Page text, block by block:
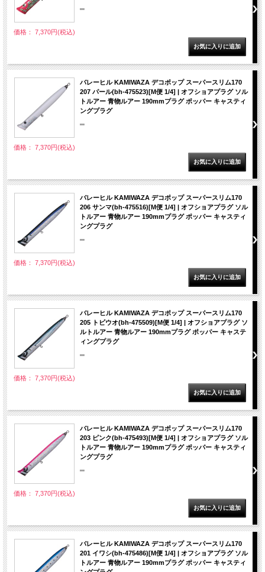
""
価格： 7,370円(税込)
バレーヒル KAMIWAZA デコポップ スーパースリム170
207 パール(bh-475523)[M便 1/4] | オフショアプラグ ソル
トルアー 青物ルアー 190mmプラグ ポッパー キャスティ
ングプラグ
""
価格： 7,370円(税込)
バレーヒル KAMIWAZA デコポップ スーパースリム170
206 サンマ(bh-475516)[M便 1/4] | オフショアプラグ ソル
トルアー 青物ルアー 190mmプラグ ポッパー キャスティ
ングプラグ
""
価格： 7,370円(税込)
バレーヒル KAMIWAZA デコポップ スーパースリム170
205 トビウオ(bh-475509)[M便 1/4] | オフショアプラグ ソ
ルトルアー 青物ルアー 190mmプラグ ポッパー キャステ
ィングプラグ
""
価格： 7,370円(税込)
バレーヒル KAMIWAZA デコポップ スーパースリム170
203 ピンク(bh-475493)[M便 1/4] | オフショアプラグ ソル
トルアー 青物ルアー 190mmプラグ ポッパー キャスティ
ングプラグ
""
価格： 7,370円(税込)
バレーヒル KAMIWAZA デコポップ スーパースリム170
201 イワシ(bh-475486)[M便 1/4] | オフショアプラグ ソル
トルアー 青物ルアー 190mmプラグ ポッパー キャスティ